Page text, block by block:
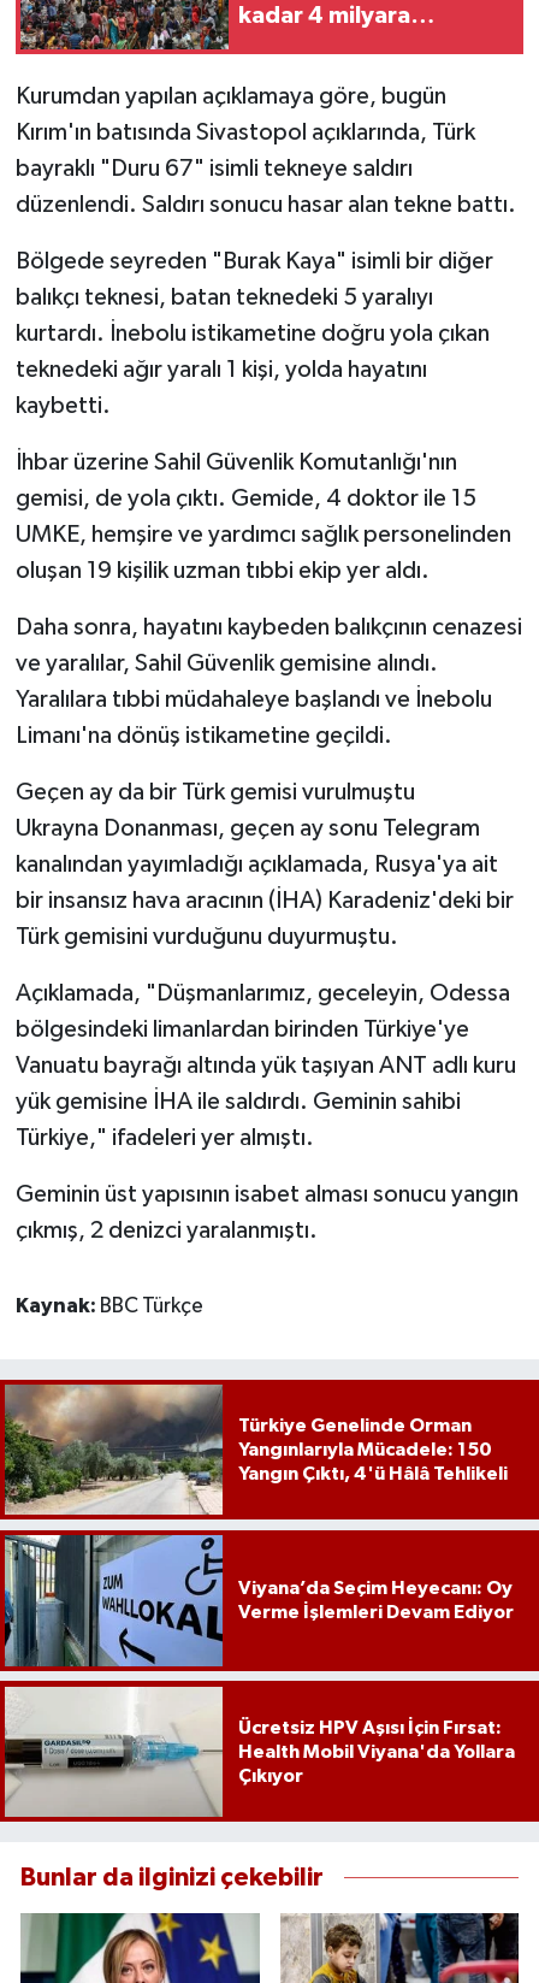
kadar 4 milyara
Kurumdan yapılan açıklamaya göre, bugün
Kırım'ın batısında Sivastopol açıklarında, Türk
bayraklı "Duru 67" isimli tekneye saldırı
düzenlendi. Saldırı sonucu hasar alan tekne battı.
Bölgede seyreden "Burak Kaya" isimli bir diğer
balıkçı teknesi, batan teknedeki 5 yaralıyı
kurtardı. İnebolu istikametine doğru yola çıkan
teknedeki ağır yaralı 1 kişi, yolda hayatını
kaybetti.
İhbar üzerine Sahil Güvenlik Komutanlığı'nın
gemisi, de yola çıktı. Gemide, 4 doktor ile 15
UMKE, hemşire ve yardımcı sağlık personelinden
oluşan 19 kişilik uzman tıbbi ekip yer aldı.
Daha sonra, hayatını kaybeden balıkçının cenazesi
ve yaralılar, Sahil Güvenlik gemisine alındı.
Yaralılara tıbbi müdahaleye başlandı ve İnebolu
Limanı'na dönüş istikametine geçildi.
Geçen ay da bir Türk gemisi vurulmuştu
Ukrayna Donanması, geçen ay sonu Telegram
kanalından yayımladığı açıklamada, Rusya'ya ait
bir insansız hava aracının (İHA) Karadeniz'deki bir
Türk gemisini vurduğunu duyurmuştu.
Açıklamada, "Düşmanlarımız, geceleyin, Odessa
bölgesindeki limanlardan birinden Türkiye'ye
Vanuatu bayrağı altında yük taşıyan ANT adlı kuru
yük gemisine İHA ile saldırdı. Geminin sahibi
Türkiye," ifadeleri yer almıştı.
Geminin üst yapısının isabet alması sonucu yangın
çıkmış, 2 denizci yaralanmıştı.
Kaynak: BBC Türkçe
Türkiye Genelinde Orman
Yangınlarıyla Mücadele: 150
Yangın Çıktı, 4'ü Hâlâ Tehlikeli
Viyana’da Seçim Heyecanı: Oy
Verme İşlemleri Devam Ediyor
Ücretsiz HPV Aşısı İçin Fırsat:
Health Mobil Viyana'da Yollara
Çıkıyor
Bunlar da ilginizi çekebilir